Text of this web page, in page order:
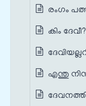
രംഗം
കിം
എന്തു